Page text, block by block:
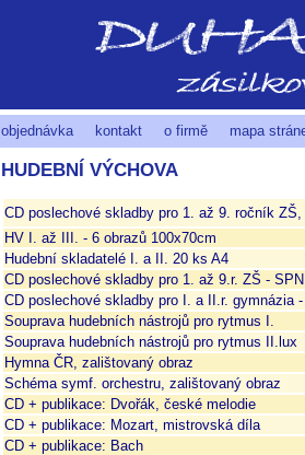
objednávka kontakt o firmě mapa
HUDEBNÍ VÝCHOVA
CD poslechové skladby pro 1. až 9. ročník
HV I. až III. - 6 obrazů 100x70cm
Hudební skladatelé I. a II. 20 ks A4
CD poslechové skladby pro 1. až 9.r. ZŠ -
CD poslechové skladby pro I. a II.r. gymnázia
Souprava hudebních nástrojů pro rytmus I.
Souprava hudebních nástrojů pro rytmus II.lux
Hymna ČR, zalištovaný obraz
Schéma symf. orchestru, zalištovaný obraz
CD + publikace: Dvořák, české melodie
CD + publikace: Mozart, mistrovská díla
CD + publikace: Bach